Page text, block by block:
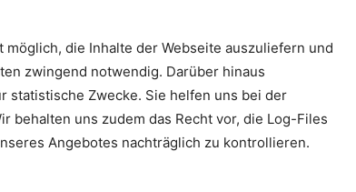
die Inhalte der Webseite auszuliefern und
zwingend notwendig. Darüber hinaus
statistische Zwecke. Sie helfen uns bei der
behalten uns zudem das Recht vor, die Log-Files
Angebotes nachträglich zu kontrollieren.